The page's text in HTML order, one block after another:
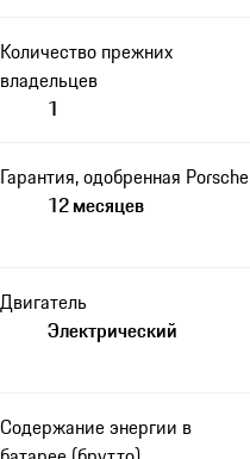
Количество прежних
владельцев
1
Гарантия, одобренная Porsche
12 месяцев
Двигатель
Электрический
Содержание энергии в